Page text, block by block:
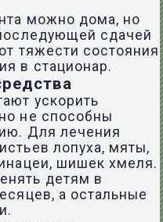
можно дома, но
сдачей
тяжести состояния
в стационар.
ускорить
не способны
Для лечения
лопуха, мяты,
шишек хмеля.
детям в
а остальные